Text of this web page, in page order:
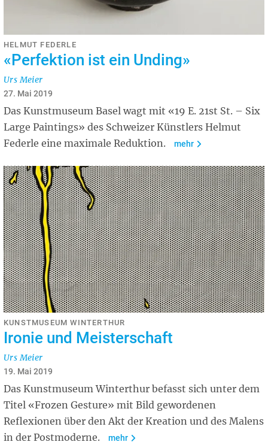
HELMUT FEDERLE
«Perfektion ist ein Unding»
Urs Meier
27. Mai 2019
Das Kunstmuseum Basel wagt mit «19 E. 21st St. – Six
Large Paintings» des Schweizer Künstlers Helmut
Federle eine maximale Reduktion.
mehr
KUNSTMUSEUM WINTERTHUR
Ironie und Meisterschaft
Urs Meier
19. Mai 2019
Das Kunstmuseum Winterthur befasst sich unter dem
Titel «Frozen Gesture» mit Bild gewordenen
Reflexionen über den Akt der Kreation und des Malens
in der Postmoderne.
mehr